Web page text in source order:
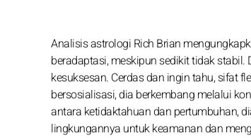
Analisis astrologi Rich Brian
beradaptasi, meskipun sedikit tidak
kesuksesan. Cerdas dan ingin tahu, sifat
bersosialisasi, dia berkembang melalui
antara ketidaktahuan dan pertumbuhan,
lingkungannya untuk keamanan dan